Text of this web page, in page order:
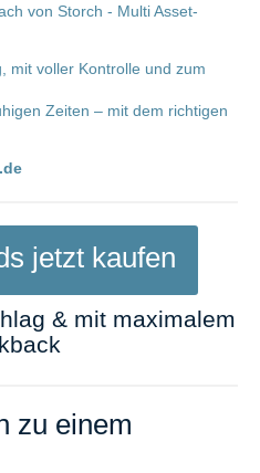
von Storch - Multi Asset-
mit voller Kontrolle und zum
Zeiten – mit dem richtigen
jetzt kaufen
& mit maximalem
zu einem